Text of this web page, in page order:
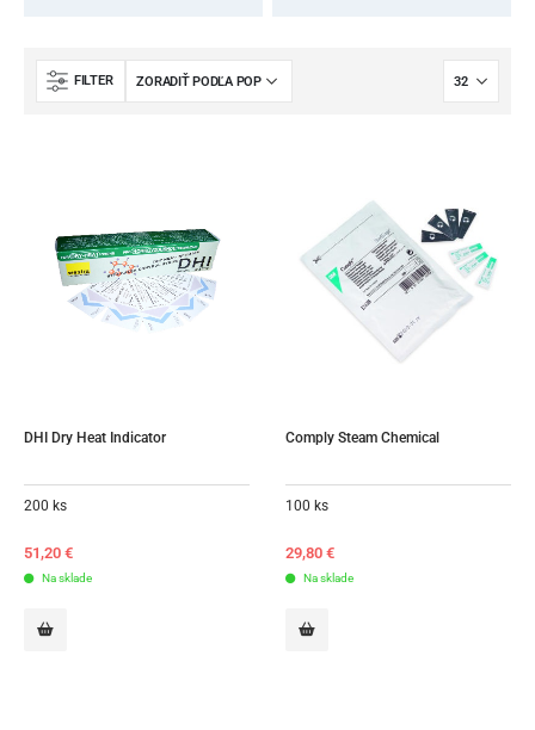
FILTER
DHI Dry Heat Indicator
200 ks
51,20 €
Na sklade
Comply Steam Chemical
100 ks
29,80 €
Na sklade